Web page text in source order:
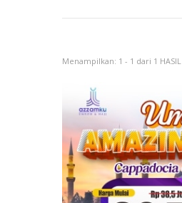
Menampilkan: 1 - 1 dari 1 HASIL